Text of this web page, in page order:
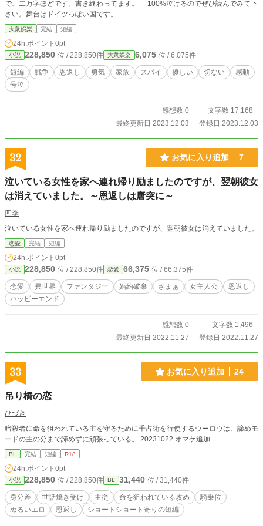
で、二万字ほどです。書き終わってます。 100%泣けるのでぜひ読んでみて下
さい。舞台はドイツっぽい国です。
大衆娯楽 完結 短編
24h.ポイント 0pt
小説 228,850 位 / 228,850件 大衆娯楽 6,075 位 / 6,075件
短編 戦争 恩返し 勇気 家族 スパイ 優しい 切ない
感動
号泣
感想数 0
文字数 17,168
最終更新日 2023.12.03
登録日 2023.12.03
32 お気に入り追加 7
泣いている女性を家へ連れ帰り励ましたのですが、翌朝彼女
は消えていました。～恩返しは唐突に～
四季
泣いている女性を家へ連れ帰り励ましたのですが、翌朝彼女は消えていました。
恋愛 完結 短編
24h.ポイント 0pt
小説 228,850 位 / 228,850件 恋愛 66,375 位 / 66,375件
恋愛 異世界 ファンタジー 婚約破棄 ざまぁ 女主人公
恩返し
ハッピーエンド
感想数 0
文字数 1,496
最終更新日 2022.11.27
登録日 2022.11.27
33 お気に入り追加 24
吊り橋の恋
ひづき
暗殺者に命を狙われている主を守るために千占術を行使するウーロウは、諦めモ
ードの主の分まで諦めずに頑張っている。 20231022 オマケ追加
BL 完結 短編 R18
24h.ポイント 0pt
小説 228,850 位 / 228,850件 BL 31,440 位 / 31,440件
身分差 世話焼き受け 主従 命を狙われている攻め
騎乗位
ぬるいエロ
恩返し ショートショート寄りの短編